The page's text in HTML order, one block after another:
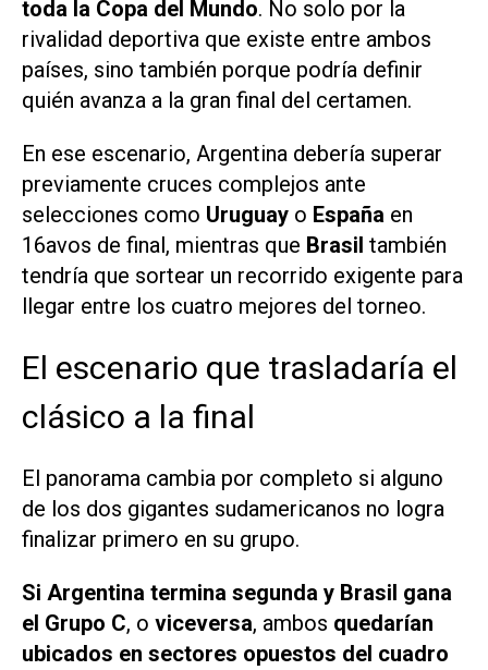
toda la Copa del Mundo. No solo por la
rivalidad deportiva que existe entre ambos
países, sino también porque podría definir
quién avanza a la gran final del certamen.
En ese escenario, Argentina debería superar
previamente cruces complejos ante
selecciones como Uruguay o España en
16avos de final, mientras que Brasil también
tendría que sortear un recorrido exigente para
llegar entre los cuatro mejores del torneo.
El escenario que trasladaría el
clásico a la final
El panorama cambia por completo si alguno
de los dos gigantes sudamericanos no logra
finalizar primero en su grupo.
Si Argentina termina segunda y Brasil gana
el Grupo C, o viceversa, ambos quedarían
ubicados en sectores opuestos del cuadro